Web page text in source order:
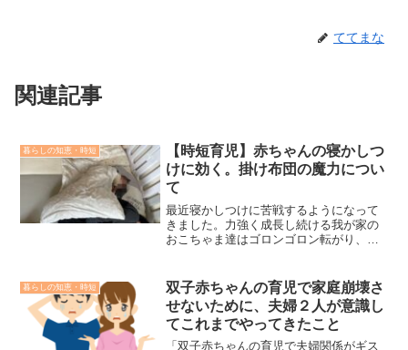
ててまな
関連記事
暮らしの知恵・時短
【時短育児】赤ちゃんの寝かしつ
けに効く。掛け布団の魔力につい
て
最近寝かしつけに苦戦するようになって
きました。力強く成長し続ける我が家の
おこちゃま達はゴロンゴロン転がり、座
抵抗するようになってきました。そのよ
うなとき、最近何気なく寒いかなと思っ
て使うようになったベビー掛け布団がま
さかの活躍し始めました。掛け布団があ
るとなぜ赤ちゃんの寝かしつけに有効だ
暮らしの知恵・時短
双子赤ちゃんの育児で家庭崩壊さ
せないために、夫婦２人が意識し
てこれまでやってきたこと
「双子赤ちゃんの育児で夫婦関係がギス